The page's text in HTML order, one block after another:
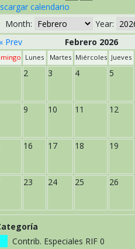
calendario
Month:
Year:
« Prev
Febrero 2026
Lunes Martes Miércoles Jueves
2 3 4 5
9 10 11 12
16 17 18 19
23 24 25 26
Contrib. Especiales RIF 0